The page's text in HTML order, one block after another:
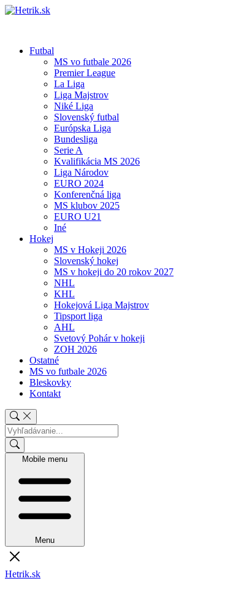
Futbal
MS vo futbale 2026
Premier League
La Liga
Liga Majstrov
Niké Liga
Slovenský futbal
Európska Liga
Bundesliga
Serie A
Kvalifikácia MS 2026
Liga Národov
EURO 2024
Konferenčná liga
MS klubov 2025
EURO U21
Iné
Hokej
MS v Hokeji 2026
Slovenský hokej
MS v hokeji do 20 rokov 2027
NHL
KHL
Hokejová Liga Majstrov
Tipsport liga
AHL
Svetový Pohár v hokeji
ZOH 2026
Ostatné
MS vo futbale 2026
Bleskovky
Kontakt
Mobile menu
Menu
Hetrik.sk